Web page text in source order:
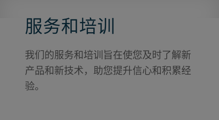
服务和培训
我们的服务和培训旨在使您及时了解新
产品和新技术，助您提升信心和积累经
验。